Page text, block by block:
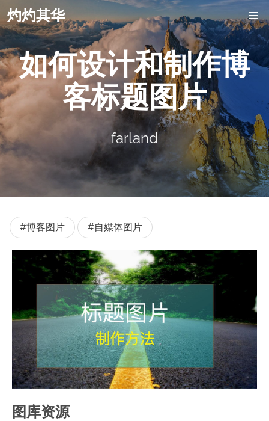
灼灼其华
如何设计和制作博
客标题图片
farland
#博客图片 #自媒体图片
图库资源